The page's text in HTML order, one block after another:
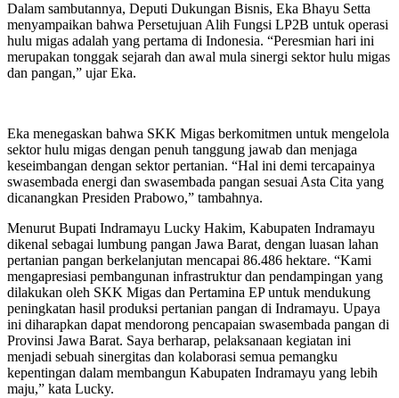
Dalam sambutannya, Deputi Dukungan Bisnis, Eka Bhayu Setta
menyampaikan bahwa Persetujuan Alih Fungsi LP2B untuk operasi
hulu migas adalah yang pertama di Indonesia. “Peresmian hari ini
merupakan tonggak sejarah dan awal mula sinergi sektor hulu migas
dan pangan,” ujar Eka.
Eka menegaskan bahwa SKK Migas berkomitmen untuk mengelola
sektor hulu migas dengan penuh tanggung jawab dan menjaga
keseimbangan dengan sektor pertanian. “Hal ini demi tercapainya
swasembada energi dan swasembada pangan sesuai Asta Cita yang
dicanangkan Presiden Prabowo,” tambahnya.
Menurut Bupati Indramayu Lucky Hakim, Kabupaten Indramayu
dikenal sebagai lumbung pangan Jawa Barat, dengan luasan lahan
pertanian pangan berkelanjutan mencapai 86.486 hektare. “Kami
mengapresiasi pembangunan infrastruktur dan pendampingan yang
dilakukan oleh SKK Migas dan Pertamina EP untuk mendukung
peningkatan hasil produksi pertanian pangan di Indramayu. Upaya
ini diharapkan dapat mendorong pencapaian swasembada pangan di
Provinsi Jawa Barat. Saya berharap, pelaksanaan kegiatan ini
menjadi sebuah sinergitas dan kolaborasi semua pemangku
kepentingan dalam membangun Kabupaten Indramayu yang lebih
maju,” kata Lucky.